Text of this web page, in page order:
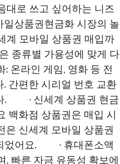
대로 쓰고 싶어하는 니즈
상품권현금화 시장의 놀
계 모바일 상품권 매입까
종류별 가용성에 맞게 다
라인 게임, 영화 등 전
간편한 시리얼 번호 교환
다. · 신세계 상품권 현금
백화점 상품권은 매입 시
은 신세계 모바일 상품권
되었어요. · 휴대폰소액
, 빠른 자금 유동성 확보에